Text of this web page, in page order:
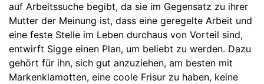
auf Arbeitssuche begibt, da sie im Gegensatz zu ihrer
Mutter der Meinung ist, dass eine geregelte Arbeit und
eine feste Stelle im Leben durchaus von Vorteil sind,
entwirft Sigge einen Plan, um beliebt zu werden. Dazu
gehört für ihn, sich gut anzuziehen, am besten mit
Markenklamotten, eine coole Frisur zu haben, keine